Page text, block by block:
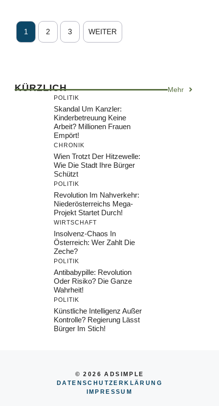
1 2 3 WEITER
KÜRZLICH Mehr
POLITIK
Skandal Um Kanzler:
Kinderbetreuung Keine
Arbeit? Millionen Frauen
Empört!
CHRONIK
Wien Trotzt Der Hitzewelle:
Wie Die Stadt Ihre Bürger
Schützt
POLITIK
Revolution Im Nahverkehr:
Niederösterreichs Mega-
Projekt Startet Durch!
WIRTSCHAFT
Insolvenz-Chaos In
Österreich: Wer Zahlt Die
Zeche?
POLITIK
Antibabypille: Revolution
Oder Risiko? Die Ganze
Wahrheit!
POLITIK
Künstliche Intelligenz Außer
Kontrolle? Regierung Lässt
Bürger Im Stich!
© 2026 ADSIMPLE
DATENSCHUTZERKLÄRUNG
IMPRESSU M